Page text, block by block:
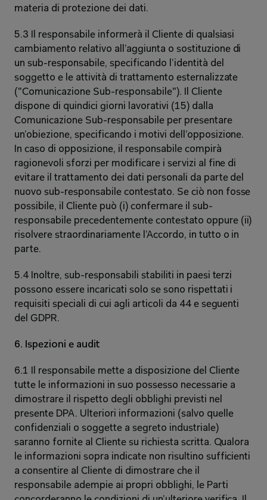
materia di protezione dei dati.
5.3 Il responsabile informerà il Cliente di qualsiasi
cambiamento relativo all’aggiunta o sostituzione di
un sub-responsabile, specificando l’identità del
soggetto e le attività di trattamento esternalizzate
("Comunicazione Sub-responsabile"). Il Cliente
dispone di quindici giorni lavorativi (15) dalla
Comunicazione Sub-responsabile per presentare
un’obiezione, specificando i motivi dell’opposizione.
In caso di opposizione, il responsabile compirà
ragionevoli sforzi per modificare i servizi al fine di
evitare il trattamento dei dati personali da parte del
nuovo sub-responsabile contestato. Se ciò non fosse
possibile, il Cliente può (i) confermare il sub-
responsabile precedentemente contestato oppure (ii)
risolvere straordinariamente l’Accordo, in tutto o in
parte.
5.4 Inoltre, sub-responsabili stabiliti in paesi terzi
possono essere incaricati solo se sono rispettati i
requisiti speciali di cui agli articoli da 44 e seguenti
del GDPR.
6. Ispezioni e audit
6.1 Il responsabile mette a disposizione del Cliente
tutte le informazioni in suo possesso necessarie a
dimostrare il rispetto degli obblighi previsti nel
presente DPA. Ulteriori informazioni (salvo quelle
confidenziali o soggette a segreto industriale)
saranno fornite al Cliente su richiesta scritta. Qualora
le informazioni sopra indicate non risultino sufficienti
a consentire al Cliente di dimostrare che il
responsabile adempie ai propri obblighi, le Parti